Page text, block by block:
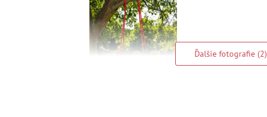
Ďalšie fotografie (2)